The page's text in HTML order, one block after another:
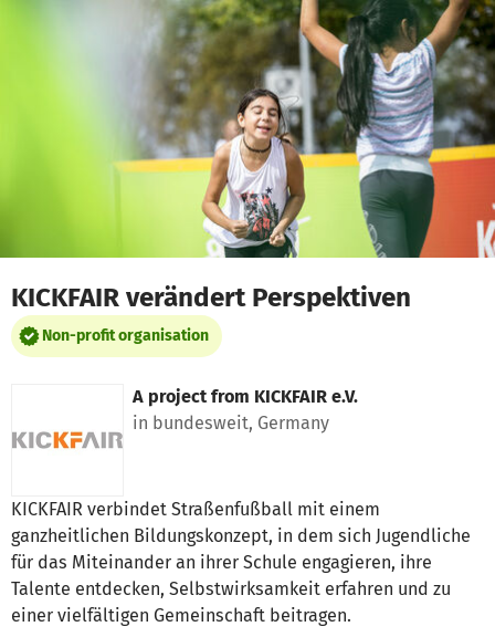
Skip to main content
Show accessibility statement
KICKFAIR verändert Perspektiven
Non-profit organisation
A project from KICKFAIR e.V.
in bundesweit, Germany
KICKFAIR verbindet Straßenfußball mit einem
ganzheitlichen Bildungskonzept, in dem sich Jugendliche
für das Miteinander an ihrer Schule engagieren, ihre
Talente entdecken, Selbstwirksamkeit erfahren und zu
einer vielfältigen Gemeinschaft beitragen.